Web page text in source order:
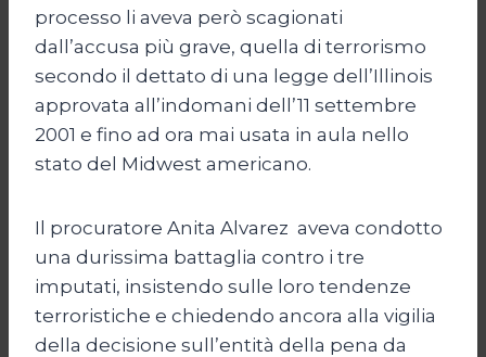
processo li aveva però scagionati
dall’accusa più grave, quella di terrorismo
secondo il dettato di una legge dell’Illinois
approvata all’indomani dell’11 settembre
2001 e fino ad ora mai usata in aula nello
stato del Midwest americano.
Il procuratore Anita Alvarez aveva condotto
una durissima battaglia contro i tre
imputati, insistendo sulle loro tendenze
terroristiche e chiedendo ancora alla vigilia
della decisione sull’entità della pena da